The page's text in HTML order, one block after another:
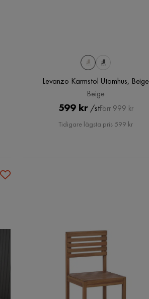
Levanzo Karmstol Utomhus, Beige
Beige
Pris
599 kr /stOriginal
Pris
Förr 999 kr
Tidigare lägsta pris 599 kr